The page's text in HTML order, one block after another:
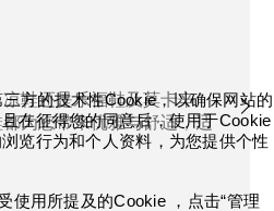
鞋还是乐福鞋及莫卡辛
为您带来优雅与舒适，适
方的技术性Cookie，以确保网站的
在征得您的同意后，使用于Cookie
览行为和个人资料，为您提供个性
使用所提及的Cookie ，点击“管理